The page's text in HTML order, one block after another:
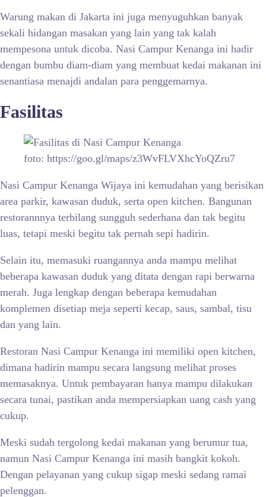
Warung makan di Jakarta ini juga menyuguhkan banyak
sekali hidangan masakan yang lain yang tak kalah
mempesona untuk dicoba. Nasi Campur Kenanga ini hadir
dengan bumbu diam-diam yang membuat kedai makanan ini
senantiasa menajdi andalan para penggemarnya.
Fasilitas
foto: https://goo.gl/maps/z3WvFLVXhcYoQZru7
Nasi Campur Kenanga Wijaya ini kemudahan yang berisikan
area parkir, kawasan duduk, serta open kitchen. Bangunan
restorannnya terbilang sungguh sederhana dan tak begitu
luas, tetapi meski begitu tak pernah sepi hadirin.
Selain itu, memasuki ruangannya anda mampu melihat
beberapa kawasan duduk yang ditata dengan rapi berwarna
merah. Juga lengkap dengan beberapa kemudahan
komplemen disetiap meja seperti kecap, saus, sambal, tisu
dan yang lain.
Restoran Nasi Campur Kenanga ini memiliki open kitchen,
dimana hadirin mampu secara langsung melihat proses
memasaknya. Untuk pembayaran hanya mampu dilakukan
secara tunai, pastikan anda mempersiapkan uang cash yang
cukup.
Meski sudah tergolong kedai makanan yang berumur tua,
namun Nasi Campur Kenanga ini masih bangkit kokoh.
Dengan pelayanan yang cukup sigap meski sedang ramai
pelenggan.